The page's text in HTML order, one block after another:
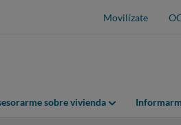
Movilízate
sobre vivienda